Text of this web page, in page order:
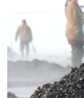
BLOGLAR
FİKİR
Русский
Українською